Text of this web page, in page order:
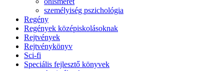
személyiség pszichológia
Regény
Regények középiskolásoknak
Rejtvények
Rejtvénykönyv
Sci-fi
Speciális fejlesztő könyvek